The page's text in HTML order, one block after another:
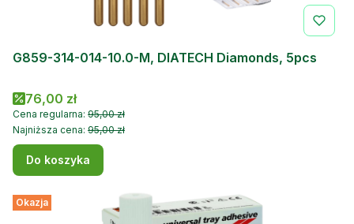
G859-314-014-10.0-M, DIATECH Diamonds, 5pcs
Cena promocyjna
76,00 zł
Cena regularna: 95,00 zł
Najniższa cena: 95,00 zł
Do koszyka
Okazja